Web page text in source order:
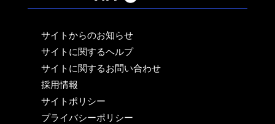
サイトからのお知らせ
サイトに関するヘルプ
サイトに関するお問い合わせ
採用情報
サイトポリシー
プライバシーポリシー